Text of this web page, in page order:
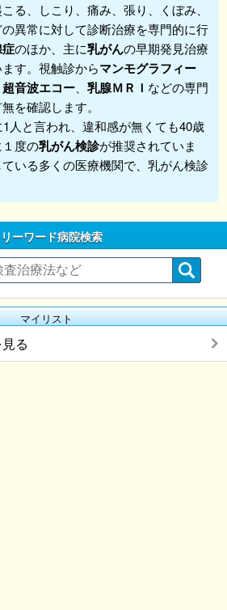
る、しこり、痛み、張り、くぼみ、
異常に対して診断治療を専門的に行
のほか、主に乳がんの早期発見治療
す。視触診からマンモグラフィー
超音波エコー 乳腺ＭＲＩ などの専門
を確認します。
人と言われ、違和感が無くても40歳
度の乳がん検診が推奨されていま
いる多くの医療機関で、乳がん検診
ーワード病院検索
マイリスト
る